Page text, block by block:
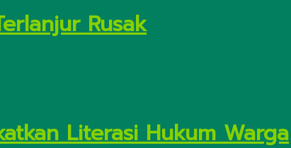
Rusak
Literasi Hukum Warga